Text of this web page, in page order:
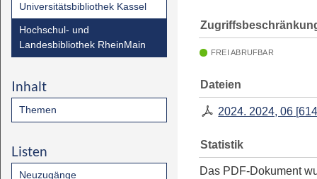
Universitätsbibliothek Kassel
Hochschul- und
Landesbibliothek RheinMain
Inhalt
Themen
Listen
Neuzugänge
FREI ABRUFBAR
Dateien
2024. 2024, 06 [
Statistik
Das PDF-Dokument